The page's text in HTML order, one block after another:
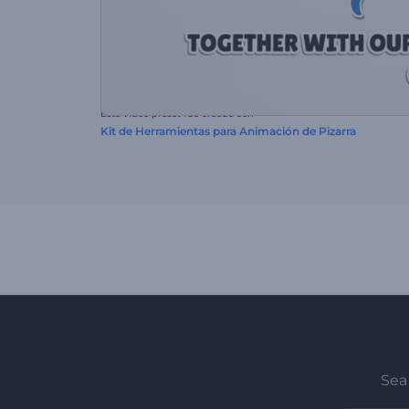
Este video preset fue creado con
Kit de Herramientas para Animación de Pizarra